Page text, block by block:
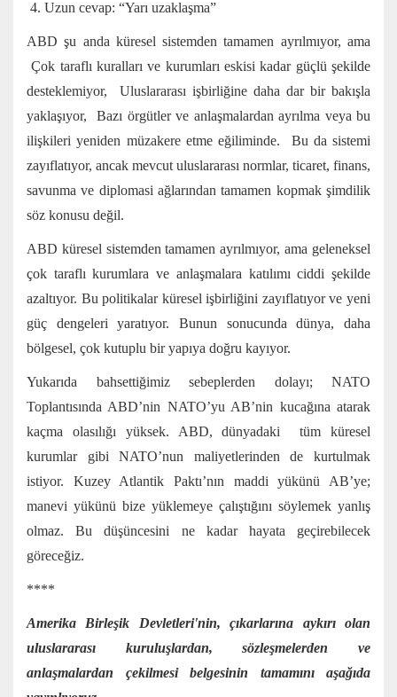
4. Uzun cevap: “Yarı uzaklaşma”
ABD şu anda küresel sistemden tamamen ayrılmıyor, ama
Çok taraflı kuralları ve kurumları eskisi kadar güçlü şekilde
desteklemiyor, Uluslararası işbirliğine daha dar bir bakışla
yaklaşıyor, Bazı örgütler ve anlaşmalardan ayrılma veya bu
ilişkileri yeniden müzakere etme eğiliminde. Bu da sistemi
zayıflatıyor, ancak mevcut uluslararası normlar, ticaret, finans,
savunma ve diplomasi ağlarından tamamen kopmak şimdilik
söz konusu değil.
ABD küresel sistemden tamamen ayrılmıyor, ama geleneksel
çok taraflı kurumlara ve anlaşmalara katılımı ciddi şekilde
azaltıyor. Bu politikalar küresel işbirliğini zayıflatıyor ve yeni
güç dengeleri yaratıyor. Bunun sonucunda dünya, daha
bölgesel, çok kutuplu bir yapıya doğru kayıyor.
Yukarıda bahsettiğimiz sebeplerden dolayı; NATO
Toplantısında ABD’nin NATO’yu AB’nin kucağına atarak
kaçma olasılığı yüksek. ABD, dünyadaki tüm küresel
kurumlar gibi NATO’nun maliyetlerinden de kurtulmak
istiyor. Kuzey Atlantik Paktı’nın maddi yükünü AB’ye;
manevi yükünü bize yüklemeye çalıştığını söylemek yanlış
olmaz. Bu düşüncesini ne kadar hayata geçirebilecek
göreceğiz.
****
Amerika Birleşik Devletleri'nin, çıkarlarına aykırı olan
uluslararası kuruluşlardan, sözleşmelerden ve
anlaşmalardan çekilmesi belgesinin tamamını aşağıda